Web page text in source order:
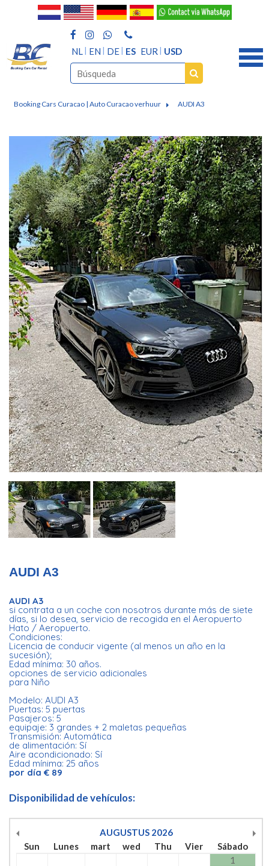
NL EN DE ES EUR USD
Booking Cars Curacao | Auto Curacao verhuur AUDI A3
AUDI A3
AUDI A3
si contrata a un coche con nosotros durante más de siete
días, si lo desea, servicio de recogida en el Aeropuerto
Hato / Aeropuerto.
Condiciones:
Licencia de conducir vigente (al menos un año en la
sucesión);
Edad mínima: 30 años.
opciones de servicio adicionales
para Niño
Modelo: AUDI A3
Puertas: 5 puertas
Pasajeros: 5
equipaje: 3 grandes + 2 maletas pequeñas
Transmisión: Automática
de alimentación: Sí
Aire acondicionado: Sí
Edad mínima: 25 años
por día € 89
Disponibilidad de vehículos:
AUGUSTUS 2026
Sun
Lunes mart wed Thu Vier
Sábado
1